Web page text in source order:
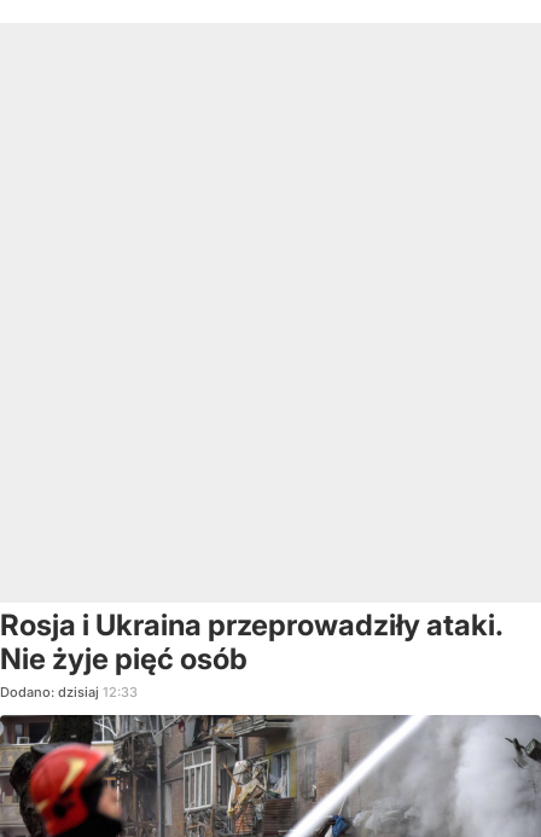
Rosja i Ukraina przeprowadziły ataki.
Nie żyje pięć osób
Dodano: dzisiaj 12:33